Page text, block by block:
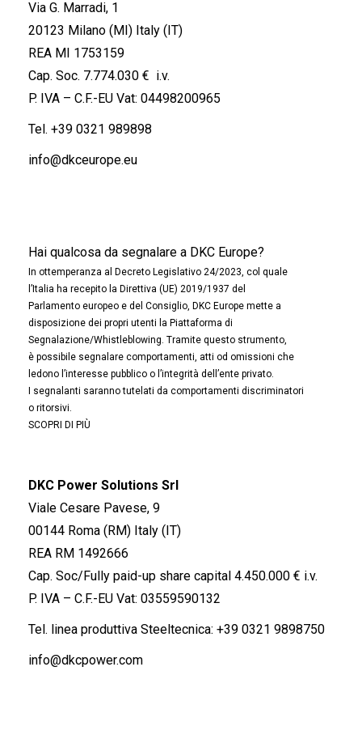
Via G. Marradi, 1
20123 Milano (MI) Italy (IT)
REA MI 1753159
Cap. Soc. 7.774.030 € i.v.
P. IVA – C.F.-EU Vat: 04498200965
Tel. +39 0321 989898
info@dkceurope.eu
Hai qualcosa da segnalare a DKC Europe?
In ottemperanza al Decreto Legislativo 24/2023, col quale
l’Italia ha recepito la Direttiva (UE) 2019/1937 del
Parlamento europeo e del Consiglio, DKC Europe mette a
disposizione dei propri utenti la Piattaforma di
Segnalazione/Whistleblowing. Tramite questo strumento,
è possibile segnalare comportamenti, atti od omissioni che
ledono l’interesse pubblico o l’integrità dell’ente privato.
I segnalanti saranno tutelati da comportamenti discriminatori
o ritorsivi.
SCOPRI DI PIÙ
DKC Power Solutions Srl
Viale Cesare Pavese, 9
00144 Roma (RM) Italy (IT)
REA RM 1492666
Cap. Soc/Fully paid-up share capital 4.450.000 € i.v.
P. IVA – C.F.-EU Vat: 03559590132
Tel. linea produttiva Steeltecnica: +39 0321 9898750
info@dkcpower.com